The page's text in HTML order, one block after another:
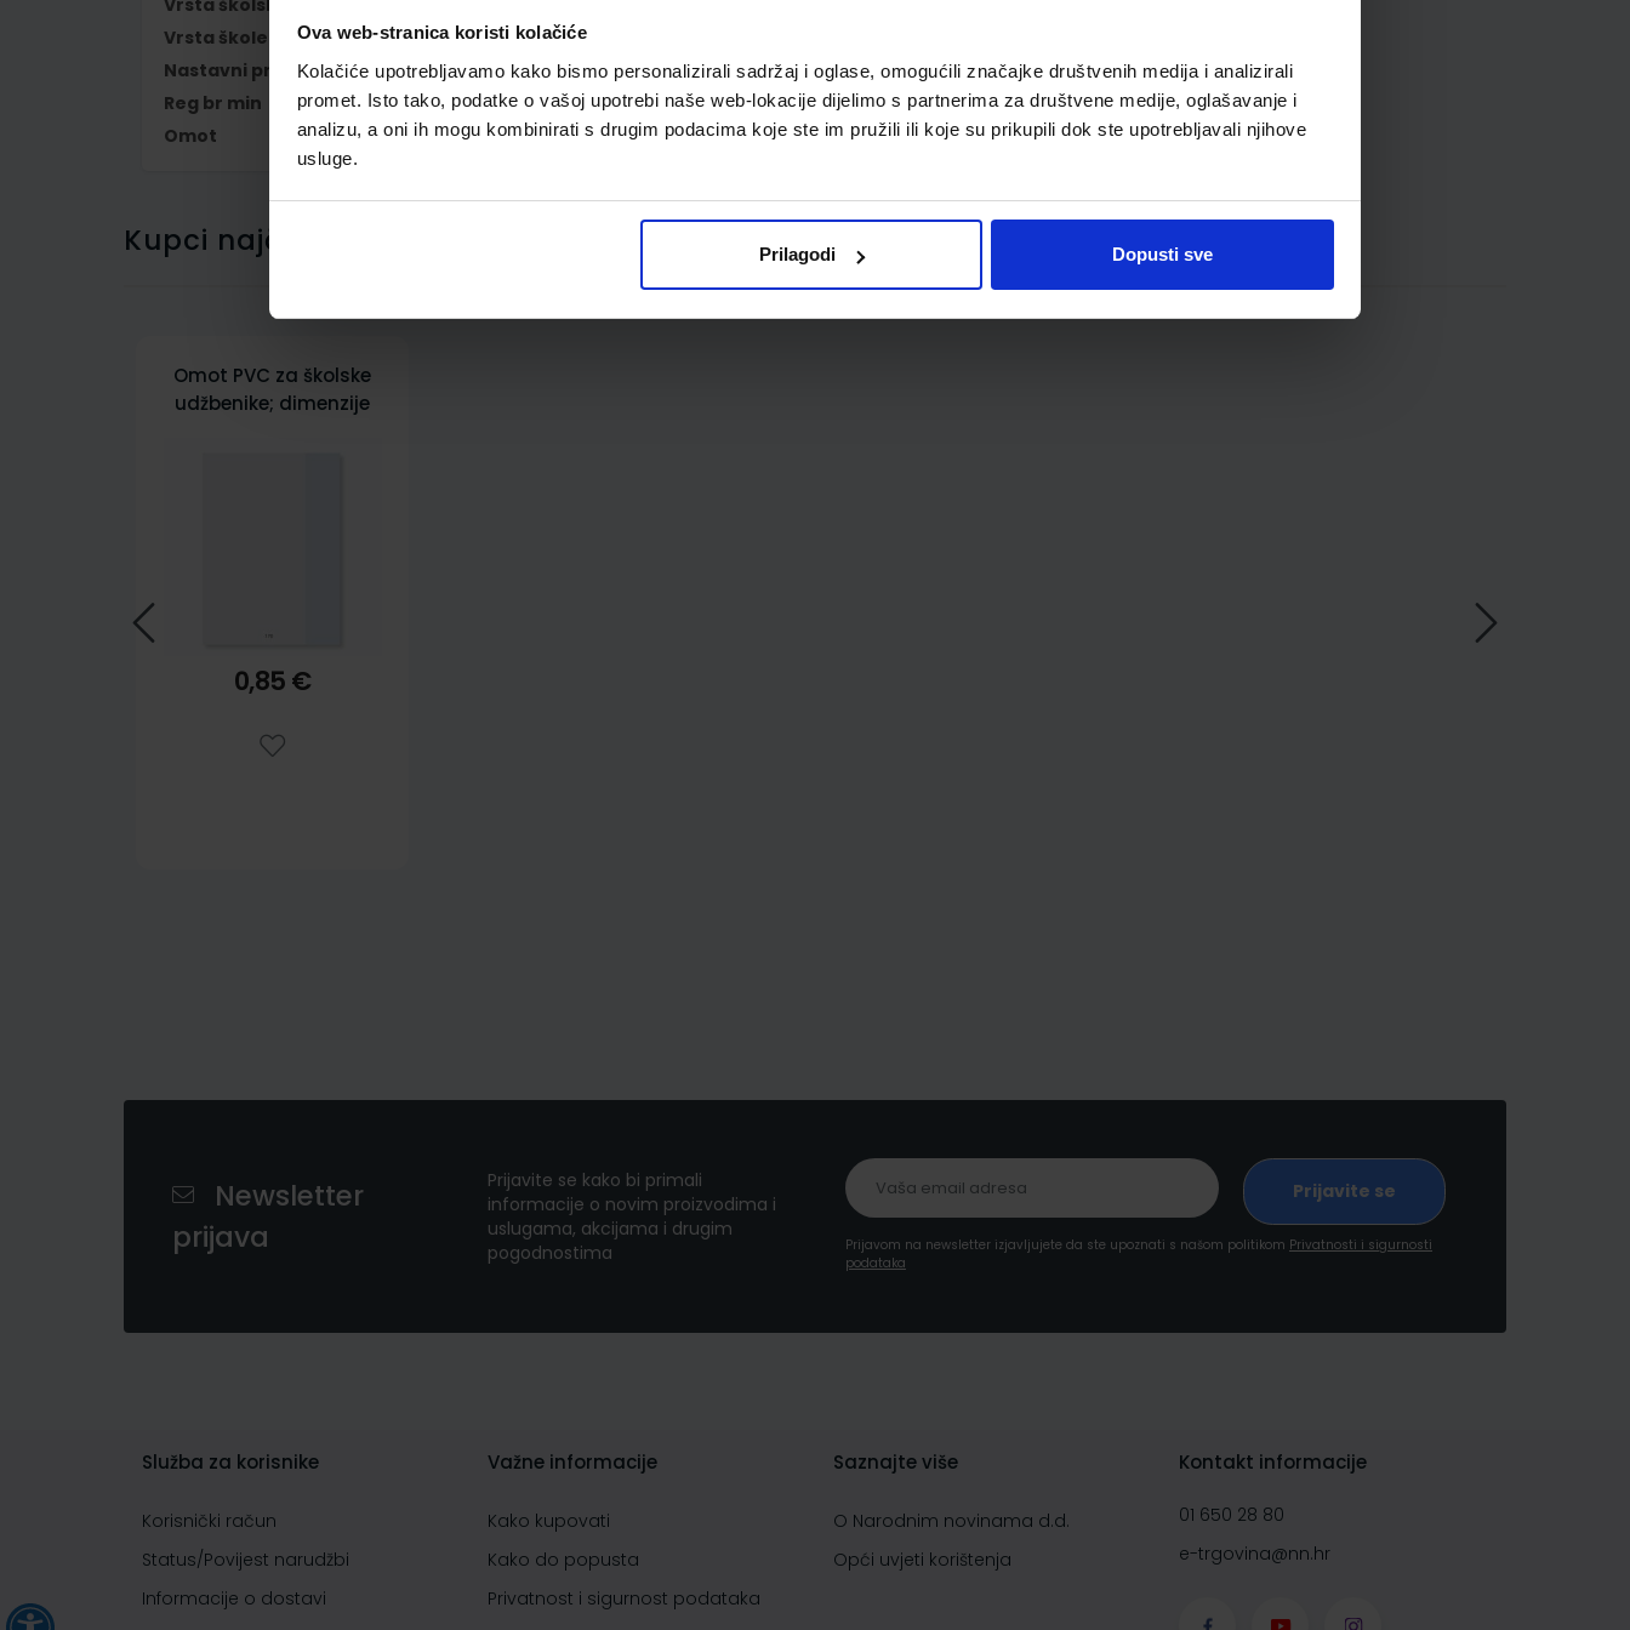
Ova web-stranica koristi kolačiće
Kolačiće upotrebljavamo kako bismo personalizirali sadržaj i oglase, omogućili značajke društvenih medija i analizirali
promet. Isto tako, podatke o vašoj upotrebi naše web-lokacije dijelimo s partnerima za društvene medije, oglašavanje i
analizu, a oni ih mogu kombinirati s drugim podacima koje ste im pružili ili koje su prikupili dok ste upotrebljavali njihove
usluge.
Prilagodi Dopusti sve
Vrsta školske knjige
Vrsta škole
1 OSNOVNA
Nastavni predmet
TEHNIČKA KULTURA
Reg br min
6159
Omot
500160
Kupci najčešće biraju..
Omot PVC za školske
udžbenike; dimenzije
0,85 €
Newsletter
prijava
Prijavite se kako bi primali
informacije o novim proizvodima i
uslugama, akcijama i drugim
pogodnostima
Prijavom na newsletter izjavljujete da ste upoznati s našom politikom Privatnosti i sigurnosti
podataka
Služba za korisnike
Korisnički račun
Status/Povijest narudžbi
Informacije o dostavi
Važne informacije
Kako kupovati
Kako do popusta
Privatnost i sigurnost podataka
Saznajte više
O Narodnim novinama d.d.
Opći uvjeti korištenja
Kontakt informacije
01 650 28 80
e-trgovina@nn.hr